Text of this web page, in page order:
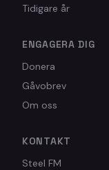
Tidigare år
ENGAGERA DIG
Donera
Gåvobrev
Om oss
KONTAKT
Steel FM